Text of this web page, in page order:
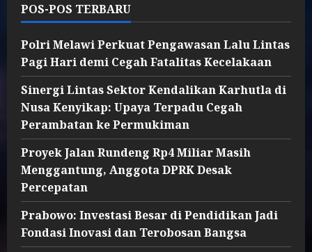
POS-POS TERBARU
Polri Melawi Perkuat Pengawasan Lalu Lintas
Pagi Hari demi Cegah Fatalitas Kecelakaan
Sinergi Lintas Sektor Kendalikan Karhutla di
Nusa Kenyikap: Upaya Terpadu Cegah
Perambatan ke Permukiman
Proyek Jalan Rundeng Rp4 Miliar Masih
Menggantung, Anggota DPRK Desak
Percepatan
Prabowo: Investasi Besar di Pendidikan Jadi
Fondasi Inovasi dan Terobosan Bangsa